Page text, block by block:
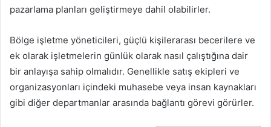
pazarlama planları geliştirmeye dahil olabilirler.
Bölge işletme yöneticileri, güçlü kişilerarası becerilere ve
ek olarak işletmelerin günlük olarak nasıl çalıştığına dair
bir anlayışa sahip olmalıdır. Genellikle satış ekipleri ve
organizasyonları içindeki muhasebe veya insan kaynakları
gibi diğer departmanlar arasında bağlantı görevi görürler.